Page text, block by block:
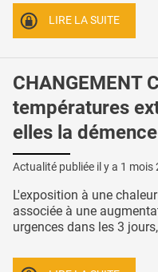
LIRE LA SUITE
CHANGEMENT
températures
elles la
Actualité publiée il y a 1 mois
L'exposition à une
associée à une
urgences dans les 3